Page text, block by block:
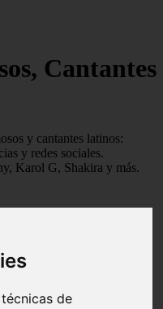
de
Cantantes
y cantantes latinos:
y redes sociales.
Karol G, Shakira y más.